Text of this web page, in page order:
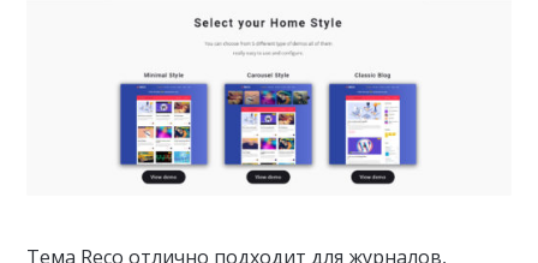
Тема Reco отлично подходит для журналов,